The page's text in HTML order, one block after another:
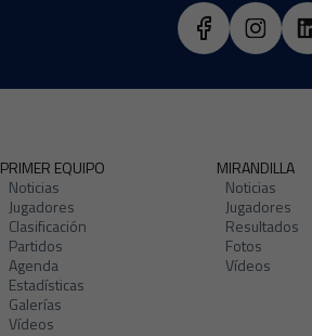
PRIMER EQUIPO
Noticias
Jugadores
Clasificación
Partidos
Agenda
Estadísticas
Galerías
Vídeos
MIRANDILLA
Noticias
Jugadores
Resultados
Fotos
Vídeos